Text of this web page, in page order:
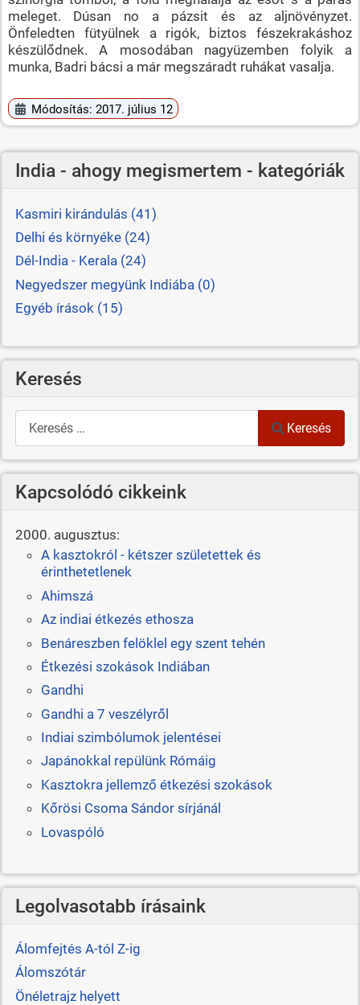
meleget. Dúsan no a pázsit és az aljnövényzet.
Önfeledten fütyülnek a rigók, biztos fészekrakáshoz
készülődnek. A mosodában nagyüzemben folyik a
munka, Badri bácsi a már megszáradt ruhákat vasalja.
Módosítás: 2017. július 12
India - ahogy megismertem - kategóriák
Kasmiri kirándulás (41)
Delhi és környéke (24)
Dél-India - Kerala (24)
Negyedszer megyünk Indiába (0)
Egyéb írások (15)
Keresés
Keresés
Keresés
Kapcsolódó cikkeink
2000. augusztus:
A kasztokról - kétszer születettek és
érinthetetlenek
Ahimszá
Az indiai étkezés ethosza
Benáreszben felöklel egy szent tehén
Étkezési szokások Indiában
Gandhi
Gandhi a 7 veszélyről
Indiai szimbólumok jelentései
Japánokkal repülünk Rómáig
Kasztokra jellemző étkezési szokások
Kőrösi Csoma Sándor sírjánál
Lovaspóló
Legolvasotabb írásaink
Álomfejtés A-tól Z-ig
Álomszótár
Önéletrajz helyett